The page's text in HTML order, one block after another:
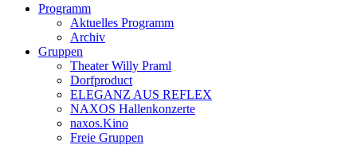
Programm
Aktuelles Programm
Archiv
Gruppen
Theater Willy Praml
Dorfproduct
ELEGANZ AUS REFLEX
NAXOS Hallenkonzerte
naxos.Kino
Freie Gruppen